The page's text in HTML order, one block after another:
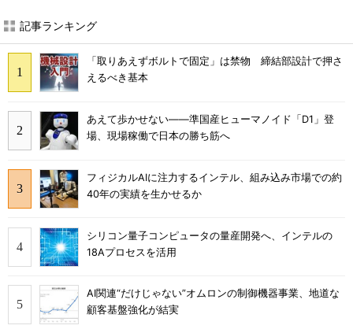
記事ランキング
「取りあえずボルトで固定」は禁物 締結部設計で押さ
えるべき基本
あえて歩かせない――準国産ヒューマノイド「D1」登
場、現場稼働で日本の勝ち筋へ
フィジカルAIに注力するインテル、組み込み市場での約
40年の実績を生かせるか
シリコン量子コンピュータの量産開発へ、インテルの
18Aプロセスを活用
AI関連“だけじゃない”オムロンの制御機器事業、地道な
顧客基盤強化が結実